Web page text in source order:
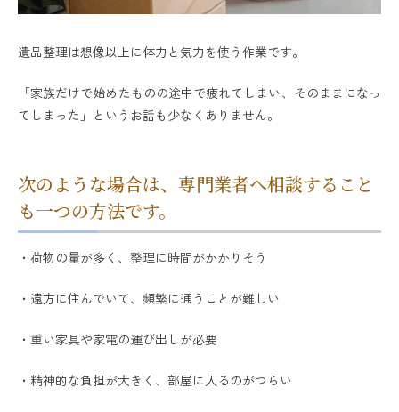
遺品整理は想像以上に体力と気力を使う作業です。
「家族だけで始めたものの途中で疲れてしまい、そのままになっ
てしまった」というお話も少なくありません。
次のような場合は、専門業者へ相談すること
も一つの方法です。
・荷物の量が多く、整理に時間がかかりそう
・遠方に住んでいて、頻繁に通うことが難しい
・重い家具や家電の運び出しが必要
・精神的な負担が大きく、部屋に入るのがつらい